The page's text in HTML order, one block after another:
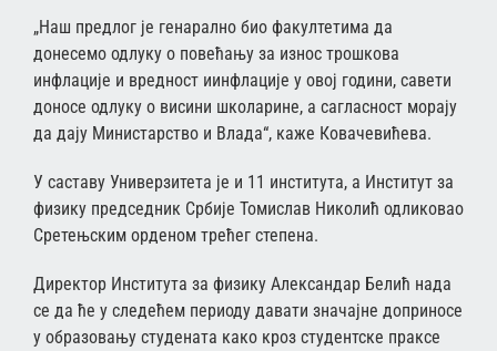
„Наш предлог је генарално био факултетима да
донесемо одлуку о повећању за износ трошкова
инфлације и вредност иинфлације у овој години, савети
доносе одлуку о висини школарине, а сагласност морају
да дају Министарство и Влада“, каже Ковачевићева.
У саставу Универзитета је и 11 института, а Институт за
физику председник Србије Томислав Николић одликовао
Сретењским орденом трећег степена.
Директор Института за физику Александар Белић нада
се да ће у следећем периоду давати значајне доприносе
у образовању студената како кроз студентске праксе